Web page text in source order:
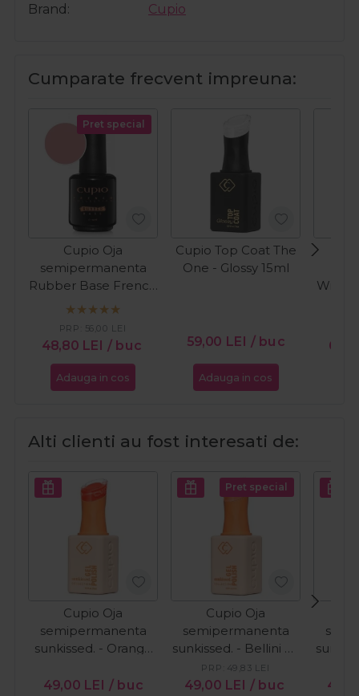
Brand
Cupio
Cumparate frecvent impreuna:
Pret special
Cupio Oja
semipermanenta
Rubber Base French
Collection - Perfect
48,80 LEI / buc
PRP: 56,00 LEI
Adauga in cos
Cupio Top Coat The
One - Glossy 15ml
59,00 LEI / buc
Adauga in cos
Alti clienti au fost interesati de:
Cupio Oja
semipermanenta
sunkissed. - Orange
49,00 LEI / buc
Pret special
Cupio Oja
semipermanenta
sunkissed. - Bellini by
the Pool 15ml
49,00 LEI / buc
PRP: 49,83 LEI